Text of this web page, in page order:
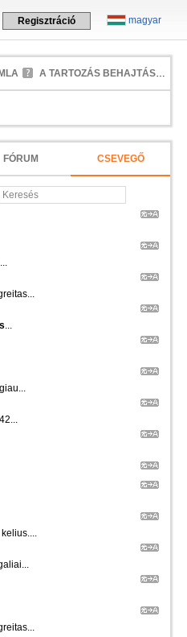
magyar
Regisztráció
A TARTOZÁS BEHAJTÁSA
FÓRUM CSEVEGŐ
...